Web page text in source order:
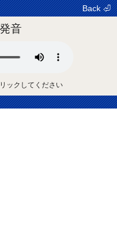
Back ⏎
音
ックしてください